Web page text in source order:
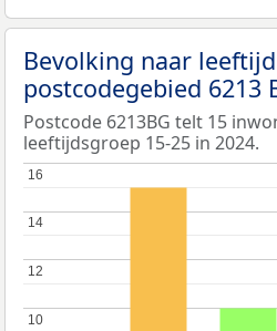
Bevolking naar
postcodegebied 6213
Postcode 6213BG telt 15
leeftijdsgroep 15-25 in 2024.
10
10
12
12
14
14
16
16